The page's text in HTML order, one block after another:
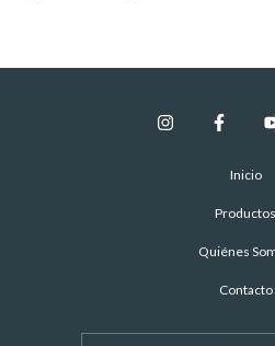
Inicio
Productos
Quiénes
Contacto